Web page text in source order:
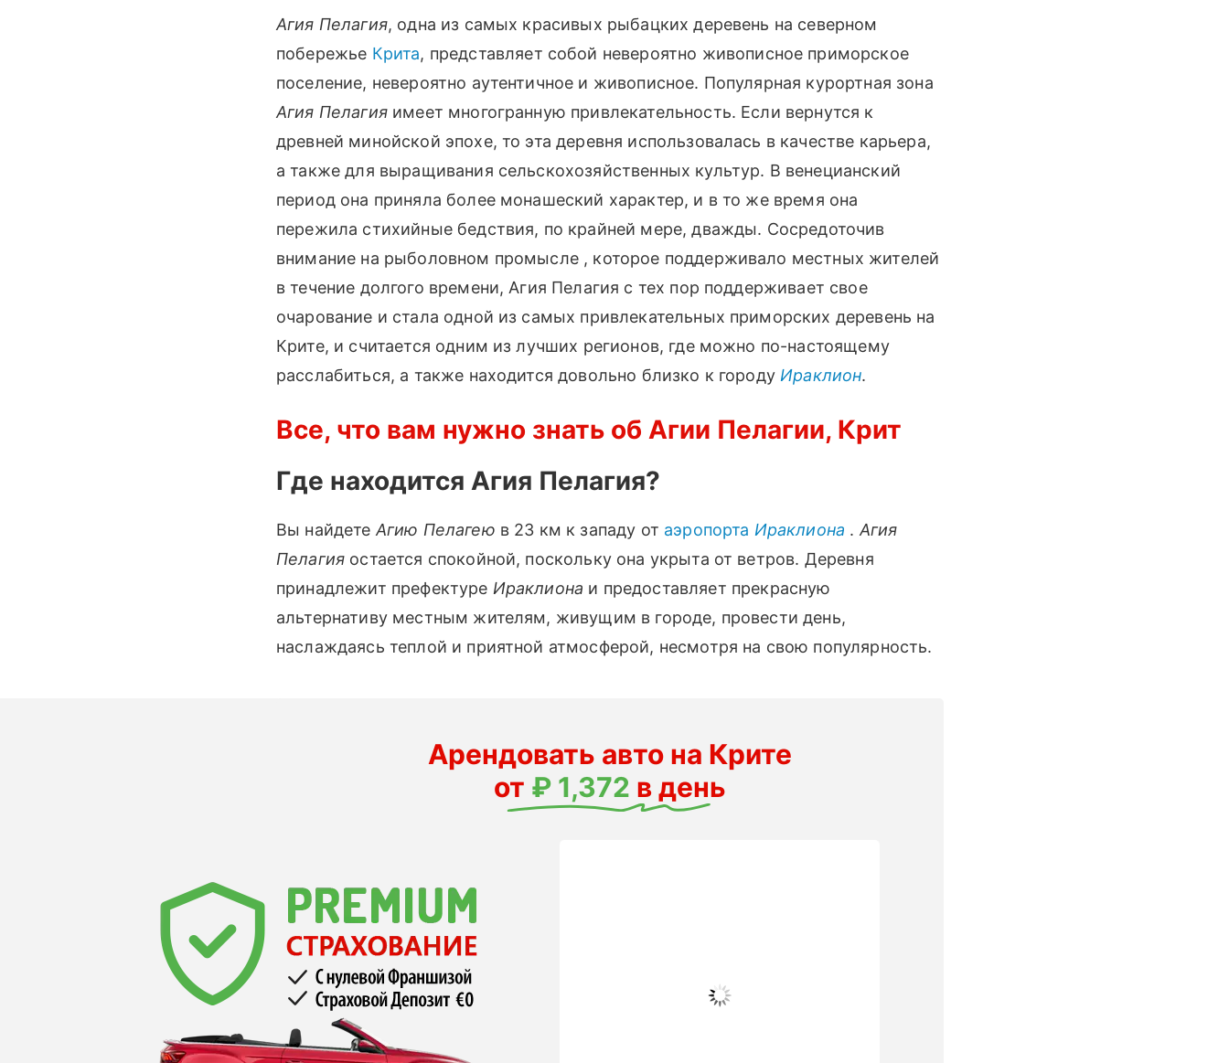
Агия Пелагия, одна из самых красивых рыбацких деревень на северном
побережье Крита, представляет собой невероятно живописное приморское
поселение, невероятно аутентичное и живописное. Популярная курортная зона
Агия Пелагияимеет многогранную привлекательность. Если вернутся к
древней минойской эпохе, то эта деревня использовалась в качестве карьера,
а также для выращивания сельскохозяйственных культур. В венецианский
период она приняла более монашеский характер, и в то же время она
пережила стихийные бедствия, по крайней мере, дважды. Сосредоточив
внимание на рыболовном промысле , которое поддерживало местных жителей
в течение долгого времени, Агия Пелагия с тех пор поддерживает свое
очарование и стала одной из самых привлекательных приморских деревень на
Крите, и считается одним из лучших регионов, где можно по-настоящему
расслабиться, а также находится довольно близко к городу Ираклион.
Все, что вам нужно знать об Агии Пелагии, Крит
Где находится Агия Пелагия?
Вы найдете Агию Пелагею в 23 км к западу от аэропорта Ираклиона . Агия
Пелагия остается спокойной, поскольку она укрыта от ветров. Деревня
принадлежит префектуре Ираклиона и предоставляет прекрасную
альтернативу местным жителям, живущим в городе, провести день,
наслаждаясь теплой и приятной атмосферой, несмотря на свою популярность.
Арендовать авто на Крите
от ₽ 1,372 в день